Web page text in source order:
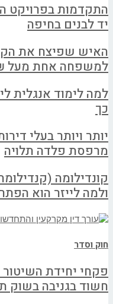
התקדמות בפרויקט
יד לבנים בחיפה
האיש שפיצח את
למשפחה אחת מעל 100,000₪?
למה לימוד אנגלית
כך
יותר ויותר בעלי
מרפסת פלדה תלויה
קונדילומה
ולמה לייזר הוא
חוק וסדר
פקחי יחידת השיטור
חשוד בגניבה בשוק